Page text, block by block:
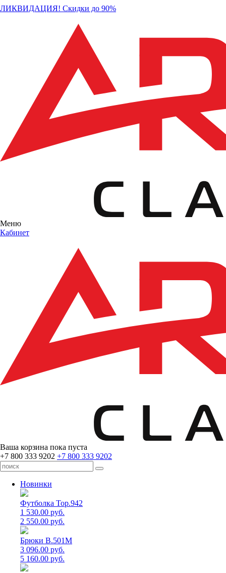
ЛИКВИДАЦИЯ! Скидки до 90%
Меню
Кабинет
Ваша корзина пока пуста
+7 800 333 9202 +7 800 333 9202
Новинки
Футболка Top.942
1 530.00 руб.
2 550.00 руб.
Брюки B.501M
3 096.00 руб.
5 160.00 руб.